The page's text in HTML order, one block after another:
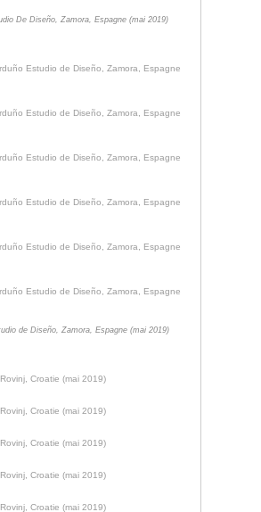
De Diseño, Zamora, Espagne (mai 2019)
de Diseño, Zamora, Espagne (mai 2019)